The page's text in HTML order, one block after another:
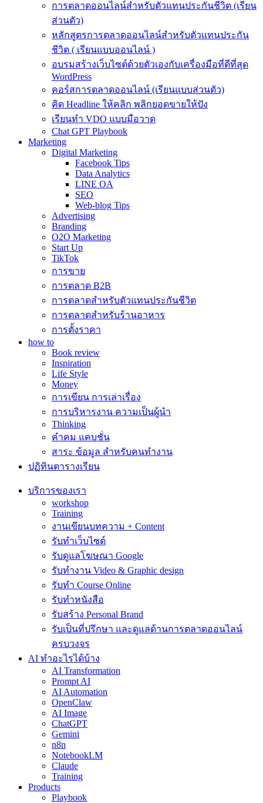
การตลาดออนไลน์สำหรับตัวแทนประกันชีวิต (เรียน
ส่วนตัว)
หลักสูตรการตลาดออนไลน์สำหรับตัวแทนประกัน
ชีวิต ( เรียนแบบออนไลน์ )
อบรมสร้างเว็บไซต์ด้วยตัวเองกับเครื่องมือที่ดีที่สุด
WordPress
คอร์สการตลาดออนไลน์ (เรียนแบบส่วนตัว)
คิด Headline ให้คลิก พลิกยอดขายให้ปัง
เรียนทำ VDO แบบมือวาด
Chat GPT Playbook
Marketing
Digital Marketing
Facebook Tips
Data Analytics
LINE OA
SEO
Web-blog Tips
Advertising
Branding
O2O Marketing
Start Up
TikTok
การขาย
การตลาด B2B
การตลาดสำหรับตัวแทนประกันชีวิต
การตลาดสำหรับร้านอาหาร
การตั้งราคา
how to
Book review
Inspiration
Life Style
Money
การเขียน การเล่าเรื่อง
การบริหารงาน ความเป็นผู้นำ
Thinking
คำคม แคบชั่น
สาระ ข้อมูล สำหรับคนทำงาน
ปฏิทินตารางเรียน
บริการของเรา
workshop
Training
งานเขียนบทความ + Content
รับทำเว็บไซต์
รับดูแลโฆษณา Google
รับทำงาน Video & Graphic design
รับทำ Course Online
รับทำหนังสือ
รับสร้าง Personal Brand
รับเป็นที่ปรึกษา และดูแลด้านการตลาดออนไลน์
ครบวงจร
AI ทำอะไรได้บ้าง
AI Transformation
Prompt AI
AI Automation
OpenClaw
AI Image
ChatGPT
Gemini
n8n
NotebookLM
Claude
Training
Products
Playbook